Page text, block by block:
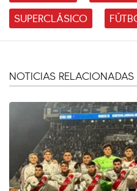
SUPERCLÁSICO
NOTICIAS RELACIONADAS